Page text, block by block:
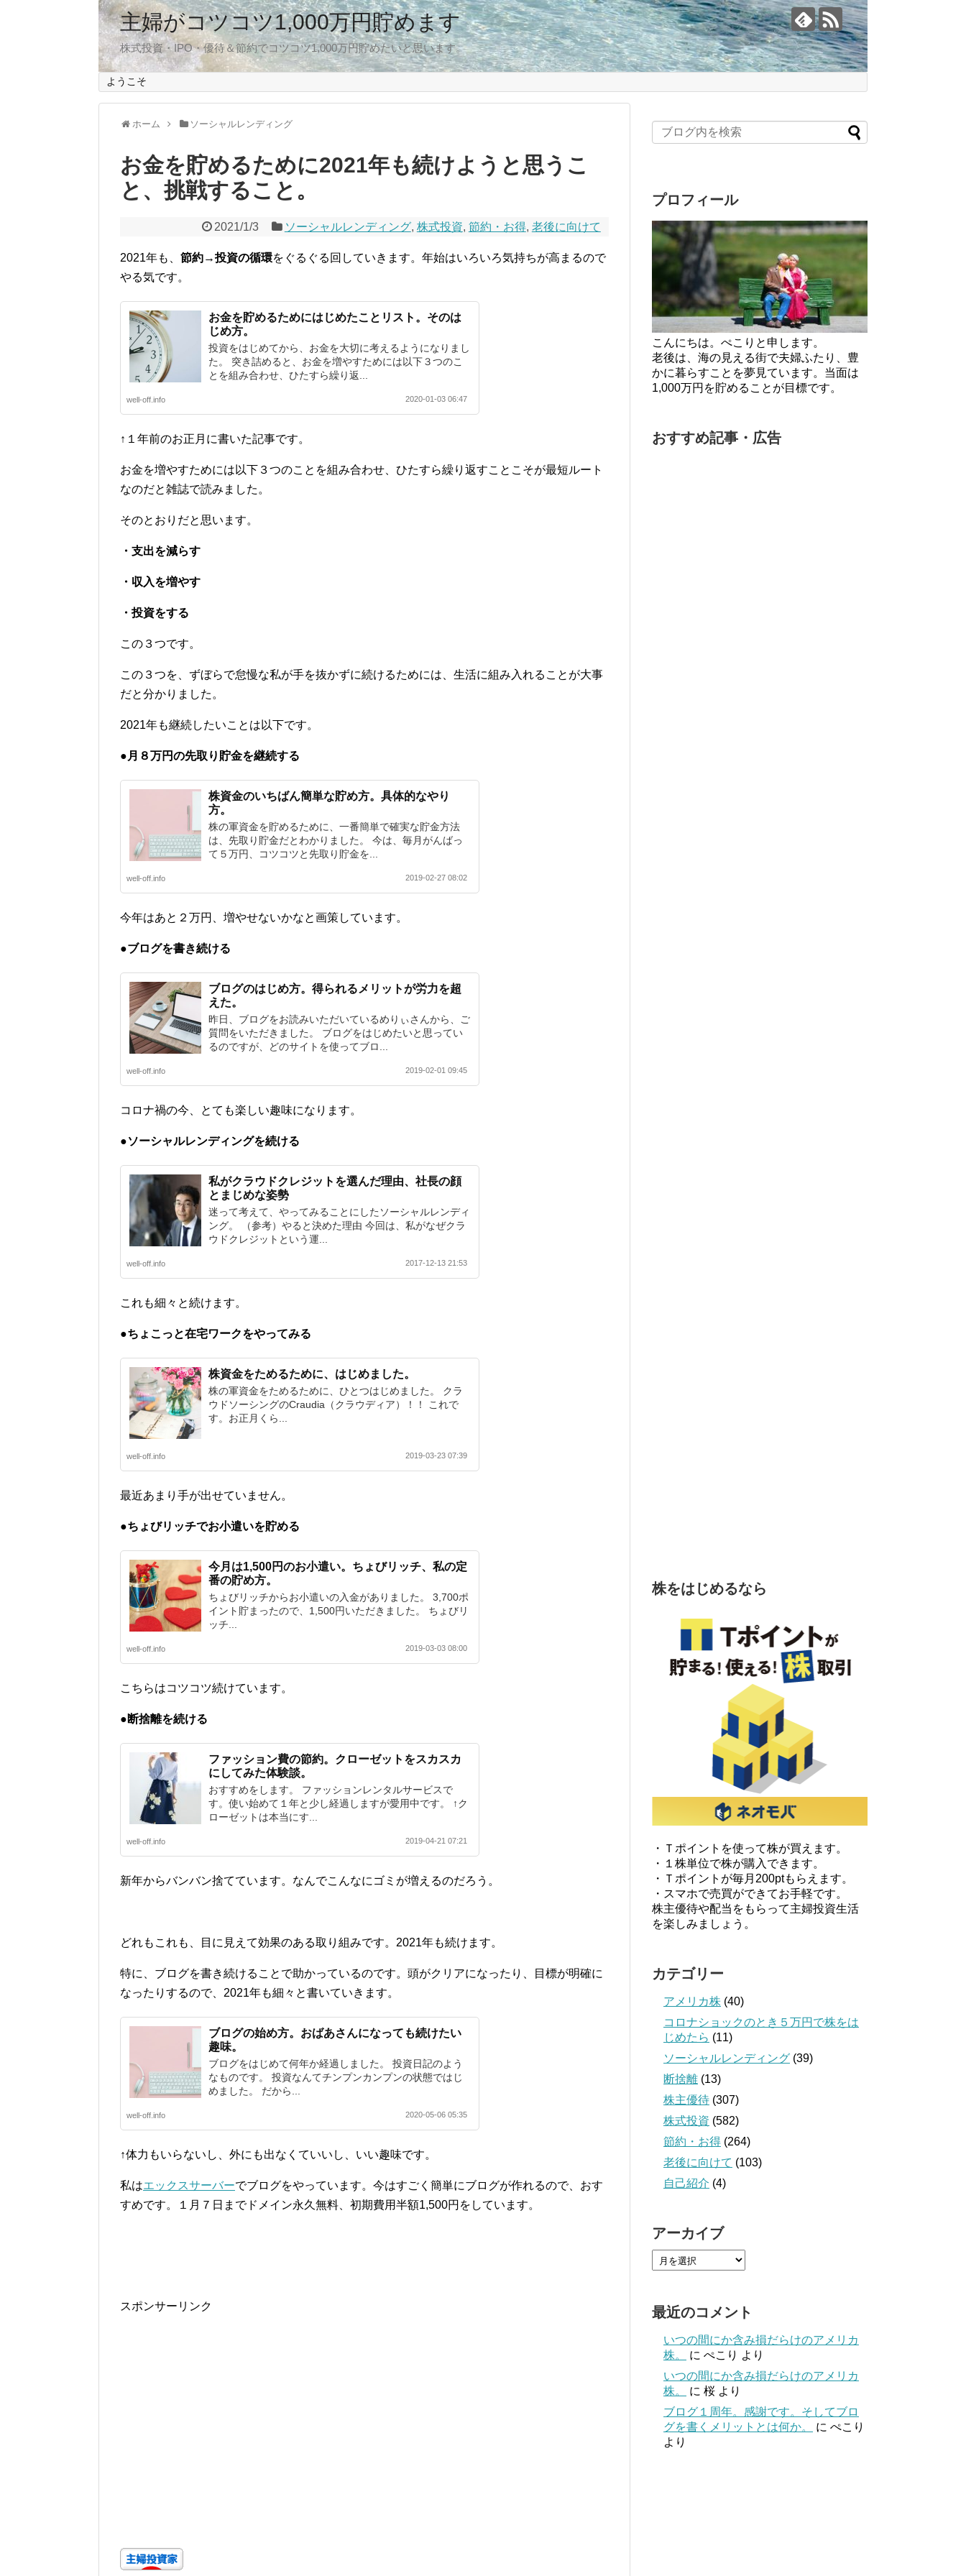
主婦がコツコツ1,000万円貯めます
株式投資・IPO・優待＆節約でコツコツ1,000万円貯めたいと思います。
ようこそ
ホーム ソーシャルレンディング
お金を貯めるために2021年も続けようと思うこ
と、挑戦すること。
2021/1/3 ソーシャルレンディング, 株式投資, 節約・お得, 老後に向けて
2021年も、 節約→投資の循環をぐるぐる回していきます。年始はいろいろ気持ちが高まるので
やる気です。
お金を貯めるためにはじめたことリスト。そのは
じめ方。
投資をはじめてから、お金を大切に考えるようになりまし
た。 突き詰めると、お金を増やすためには以下３つのこ
とを組み合わせ、ひたすら繰り返...
well-off.info 2020-01-03 06:47
↑１年前のお正月に書いた記事です。
お金を増やすためには以下３つのことを組み合わせ、ひたすら繰り返すことこそが最短ルート
なのだと雑誌で読みました。
そのとおりだと思います。
・支出を減らす
・収入を増やす
・投資をする
この３つです。
この３つを、ずぼらで怠慢な私が手を抜かずに続けるためには、生活に組み入れることが大事
だと分かりました。
2021年も継続したいことは以下です。
●月８万円の先取り貯金を継続する
株資金のいちばん簡単な貯め方。具体的なやり
方。
株の軍資金を貯めるために、一番簡単で確実な貯金方法
は、先取り貯金だとわかりました。 今は、毎月がんばっ
て５万円、コツコツと先取り貯金を...
well-off.info 2019-02-27 08:02
今年はあと２万円、増やせないかなと画策しています。
●ブログを書き続ける
ブログのはじめ方。得られるメリットが労力を超
えた。
昨日、ブログをお読みいただいているめりぃさんから、ご
質問をいただきました。 ブログをはじめたいと思ってい
るのですが、どのサイトを使ってブロ...
well-off.info 2019-02-01 09:45
コロナ禍の今、とても楽しい趣味になります。
●ソーシャルレンディングを続ける
私がクラウドクレジットを選んだ理由、社長の顔
とまじめな姿勢
迷って考えて、やってみることにしたソーシャルレンディ
ング。 （参考）やると決めた理由 今回は、私がなぜクラ
ウドクレジットという運...
well-off.info 2017-12-13 21:53
これも細々と続けます。
●ちょこっと在宅ワークをやってみる
株資金をためるために、はじめました。
株の軍資金をためるために、ひとつはじめました。 クラ
ウドソーシングのCraudia（クラウディア）！！ これで
す。お正月くら...
well-off.info 2019-03-23 07:39
最近あまり手が出せていません。
●ちょびリッチでお小遣いを貯める
今月は1,500円のお小遣い。ちょびリッチ、私の定
番の貯め方。
ちょびリッチからお小遣いの入金がありました。 3,700ポ
イント貯まったので、1,500円いただきました。 ちょびリ
ッチ...
well-off.info 2019-03-03 08:00
こちらはコツコツ続けています。
●断捨離を続ける
ファッション費の節約。クローゼットをスカスカ
にしてみた体験談。
おすすめをします。 ファッションレンタルサービスで
す。使い始めて１年と少し経過しますが愛用中です。 ↑ク
ローゼットは本当にす...
well-off.info 2019-04-21 07:21
新年からバンバン捨てています。なんでこんなにゴミが増えるのだろう。
どれもこれも、目に見えて効果のある取り組みです。2021年も続けます。
特に、ブログを書き続けることで助かっているのです。頭がクリアになったり、目標が明確に
なったりするので、2021年も細々と書いていきます。
ブログの始め方。おばあさんになっても続けたい
趣味。
ブログをはじめて何年か経過しました。 投資日記のよう
なものです。 投資なんてチンプンカンプンの状態ではじ
めました。 だから...
well-off.info 2020-05-06 05:35
↑体力もいらないし、外にも出なくていいし、いい趣味です。
私はエックスサーバーでブログをやっています。今はすごく簡単にブログが作れるので、おす
すめです。１月７日までドメイン永久無料、初期費用半額1,500円をしています。
スポンサーリンク
プロフィール
こんにちは。ぺこりと申します。
老後は、海の見える街で夫婦ふたり、豊
かに暮らすことを夢見ています。当面は
1,000万円を貯めることが目標です。
おすすめ記事・広告
株をはじめるなら
・Ｔポイントを使って株が買えます。
・１株単位で株が購入できます。
・Ｔポイントが毎月200ptもらえます。
・スマホで売買ができてお手軽です。
株主優待や配当をもらって主婦投資生活
を楽しみましょう。
カテゴリー
アメリカ株 (40)
コロナショックのとき５万円で株をは
じめたら (11)
ソーシャルレンディング (39)
断捨離 (13)
株主優待 (307)
株式投資 (582)
節約・お得 (264)
老後に向けて (103)
自己紹介 (4)
アーカイブ
最近のコメント
いつの間にか含み損だらけのアメリカ
株。
に ぺこり より
いつの間にか含み損だらけのアメリカ
株。
に 桜 より
ブログ１周年。感謝です。そしてブロ
グを書くメリットとは何か。
に ぺこり
より